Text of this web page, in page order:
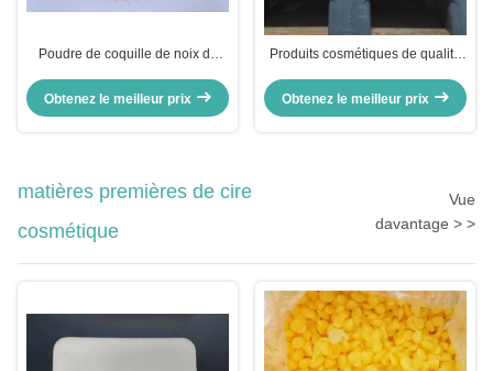
Poudre de coquille de noix de
naturelle pour exfoliant la peau
Obtenez le meilleur prix
Produits cosmétiques de qualité
coquille de noix 40/60 Poudre de
coquille de noix
Obtenez le meilleur prix
matières premières de cire
cosmétique
Vue
davantage > >